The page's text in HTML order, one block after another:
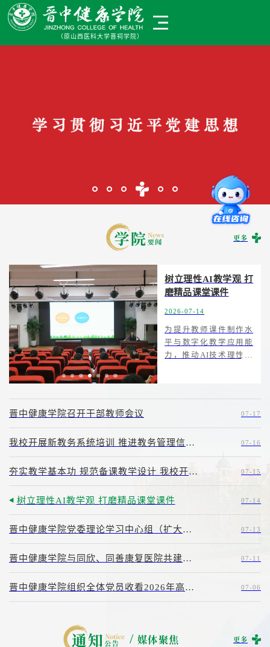
（原山西医科大学晋祠学院）
招生代码：6042
（原山西医科大学晋祠学院）
党建引领
名师讲座
合作交流
更多
更多
树立理性AI教学观 打
磨精品课堂课件
2026-07-14
为提升教师课件制作水
平与数字化教学应用能
力，推动AI技术理性赋
座，全体教师参加培
训。杨俊丽教授围绕教
学课件设计、教学课...
晋中健康学院召开干部教师会议 07-17
我校开展新教务系统培训 推进教务管理信息化建设 07-16
夯实教学基本功 规范备课教学设计 我校开展教案规范书写专题教师培训 07-15
树立理性AI教学观 打磨精品课堂课件 07-14
晋中健康学院党委理论学习中心组（扩大）学习会召开 07-13
晋中健康学院与同欣、同善康复医院共建附属医院签约仪式圆满举行 07-11
晋中健康学院组织全体党员收看2026年高校党组织示范微党课 07-06
/ 媒体聚焦 更多